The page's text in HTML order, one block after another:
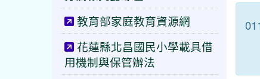
教育部家庭教育資源網
花蓮縣北昌國民小學載具借
用機制與保管辦法